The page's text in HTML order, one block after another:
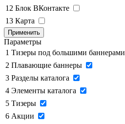
12 Блок ВКонтакте
13 Карта
Применить
Параметры
1 Тизеры под большими баннерами
2 Плавающие баннеры
3 Разделы каталога
4 Элементы каталога
5 Тизеры
6 Акции